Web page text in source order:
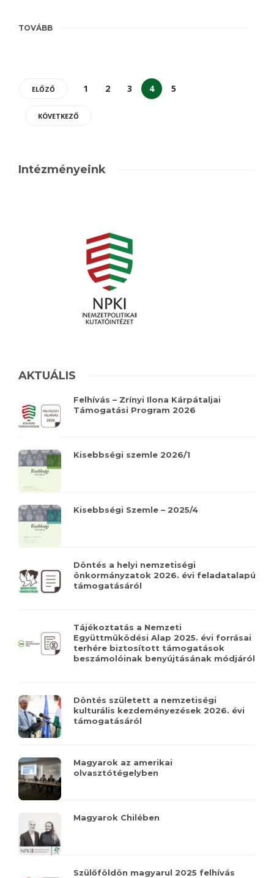
TOVÁBB
ELŐZŐ 1 2 3 4 5
KÖVETKEZŐ
Intézményeink
AKTUÁLIS
Felhívás – Zrínyi Ilona Kárpátaljai
Támogatási Program 2026
Kisebbségi szemle 2026/1
Kisebbségi Szemle – 2025/4
Döntés a helyi nemzetiségi
önkormányzatok 2026. évi feladatalapú
támogatásáról
Tájékoztatás a Nemzeti
Együttműködési Alap 2025. évi forrásai
terhére biztosított támogatások
beszámolóinak benyújtásának módjáról
Döntés született a nemzetiségi
kulturális kezdeményezések 2026. évi
támogatásáról
Magyarok az amerikai
olvasztótégelyben
Magyarok Chilében
Szülőföldön magyarul 2025 felhívás